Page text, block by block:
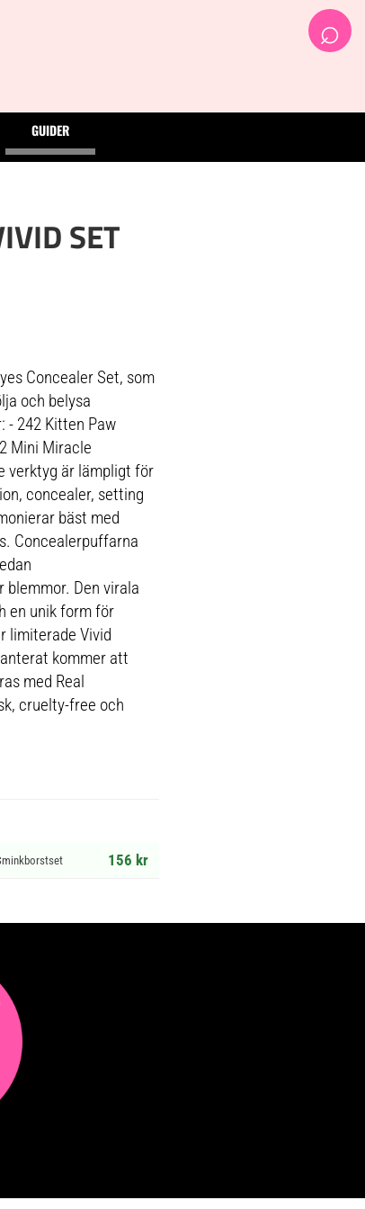
⌕
GUIDER
SET
Concealer Set, som
och belysa
- 242 Kitten Paw
Mini Miracle
verktyg är lämpligt för
concealer, setting
bäst med
Concealerpuffarna
blemmor. Den virala
en unik form för
limiterade Vivid
kommer att
med Real
cruelty-free och
156 kr